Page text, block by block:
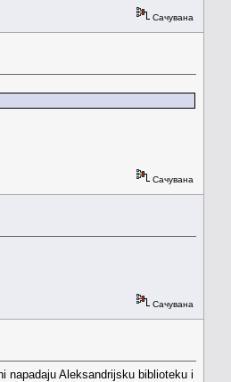
Сачувана
Сачувана
Сачувана
napadaju Aleksandrijsku biblioteku i